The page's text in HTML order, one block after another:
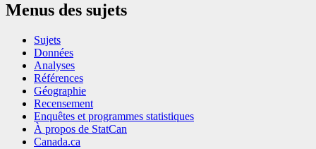
Menus des sujets
Sujets
Données
Analyses
Références
Géographie
Recensement
Enquêtes et programmes statistiques
À propos de StatCan
Canada.ca